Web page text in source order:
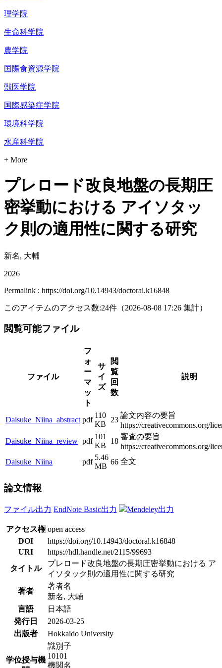
理学院
生命科学院
農学院
国際食資源学院
獣医学院
国際感染症学院
環境科学院
水産科学院
+ More
プレロード改良地盤の長期圧
密挙動における アイソタッ
ク則の適用性に関する研究
新名, 大輔
2026
Permalink : https://doi.org/10.14943/doctoral.k16848
このアイテムのアクセス数:24件 （2026-08-08 17:26 集計）
閲覧可能ファイル
ファイル
フ
ォ
ー
マ
ッ
ト
サ
イ
ズ
閲
覧
回
数
説明
Daisuke_Niina_abstract pdf
110
KB
23
論文内容の要旨
https://creativecommons.org/
Daisuke_Niina_review pdf
101
KB
18
審査の要旨
https://creativecommons.org/
Daisuke_Niina
pdf
5.46
MB
66 全文
論文情報
ファイル出力 EndNote Basic出力 Mendeley出力
アクセス権 open access
DOI
https://doi.org/10.14943/doctoral.k16848
URI
https://hdl.handle.net/2115/99693
タイトル
プレロード改良地盤の長期圧密挙動における ア
イソタック則の適用性に関する研究
著者
著者名
新名, 大輔
言語
日本語
発行日
2026-03-25
出版者
Hokkaido University
学位授与機
識別子
10101
機関名